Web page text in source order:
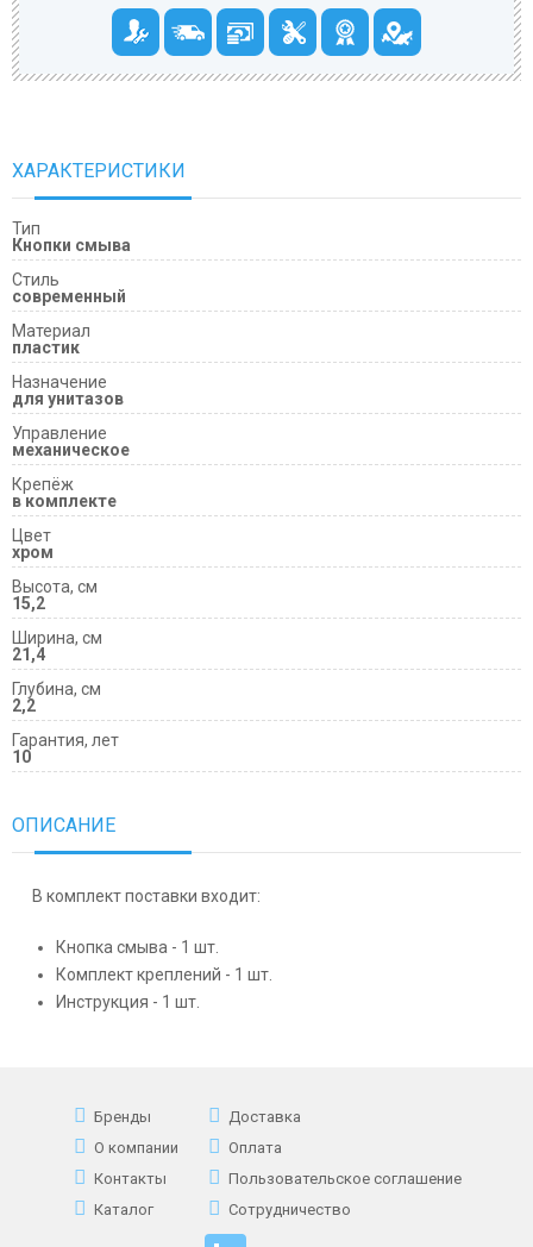
ХАРАКТЕРИСТИКИ
Тип
Кнопки смыва
Cтиль
современный
Материал
пластик
Назначение
для унитазов
Управление
механическое
Крепёж
в комплекте
Цвет
хром
Высота, см
15,2
Ширина, см
21,4
Глубина, см
2,2
Гарантия, лет
10
ОПИСАНИЕ
В комплект поставки входит:
Кнопка смыва - 1 шт.
Комплект креплений - 1 шт.
Инструкция - 1 шт.
Бренды
О компании
Контакты
Каталог
Доставка
Оплата
Пользовательское соглашение
Сотрудничество